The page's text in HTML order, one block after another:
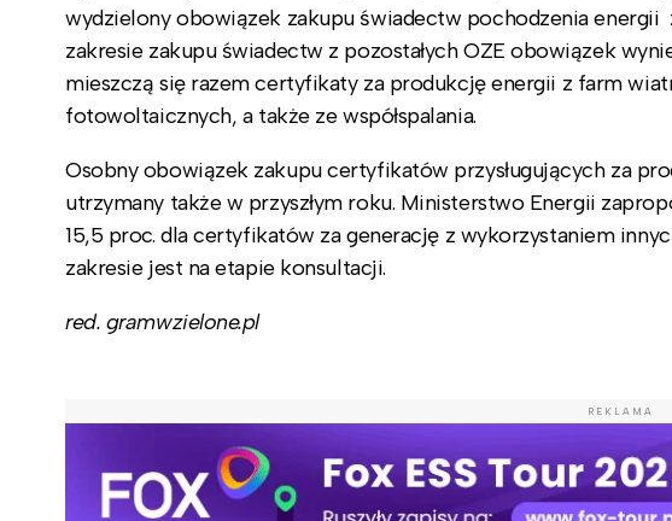
wydzielony obowiązek zakupu świadectw pochodzenia
zakresie zakupu świadectw z pozostałych OZE obowiązek
mieszczą się razem certyfikaty za produkcję energii z farm
fotowoltaicznych, a także ze współspalania.
Osobny obowiązek zakupu certyfikatów przysługujących za
utrzymany także w przyszłym roku. Ministerstwo Energii
15,5 proc. dla certyfikatów za generację z wykorzystaniem
zakresie jest na etapie konsultacji.
red. gramwzielone.pl
REKLAMA